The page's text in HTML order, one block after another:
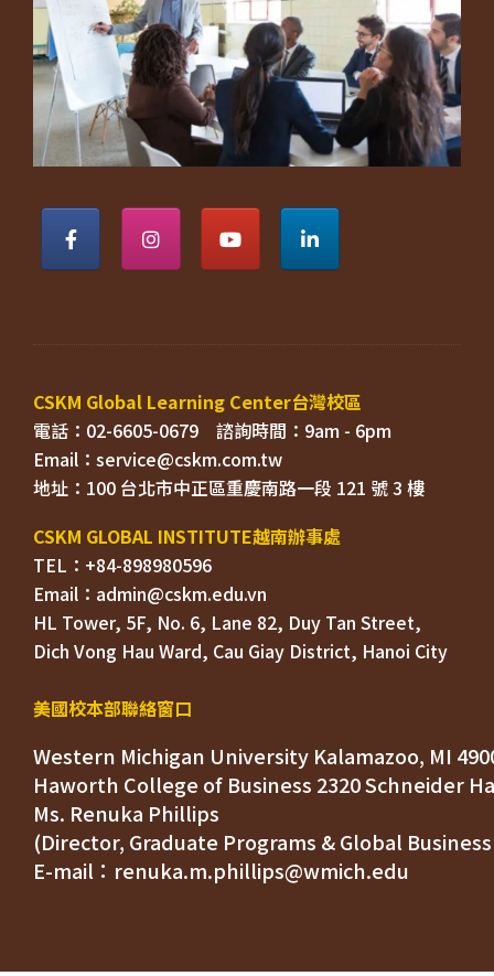
電話：02-6605-0679
Email：
TEL：+84-898980596
HL Tower, 5F, No. 6, Lane 82, Duy Tan Street,
Dich Vong Hau Ward,
美國校本部聯絡窗口
Western Michigan University Kalamazoo, MI
Ms. Renuka Phillips
(Director, Graduate Programs & Global
E-mail：renuka.m.phillips@wmich.edu